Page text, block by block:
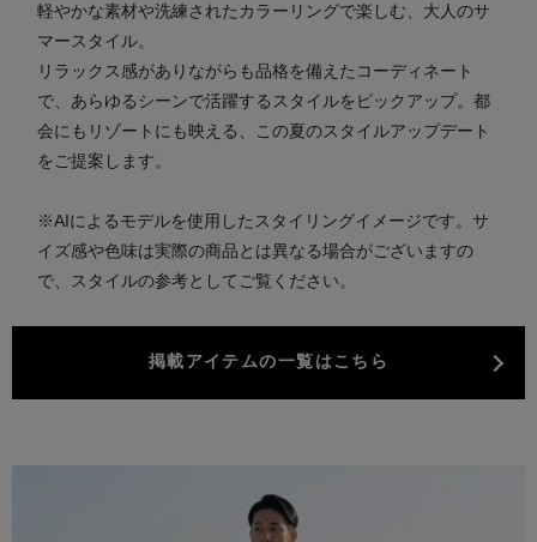
軽やかな素材や洗練されたカラーリングで楽しむ、大人のサ
マースタイル。
リラックス感がありながらも品格を備えたコーディネート
で、あらゆるシーンで活躍するスタイルをピックアップ。都
会にもリゾートにも映える、この夏のスタイルアップデート
をご提案します。
※AIによるモデルを使用したスタイリングイメージです。サ
イズ感や色味は実際の商品とは異なる場合がございますの
で、スタイルの参考としてご覧ください。
掲載アイテムの一覧はこちら